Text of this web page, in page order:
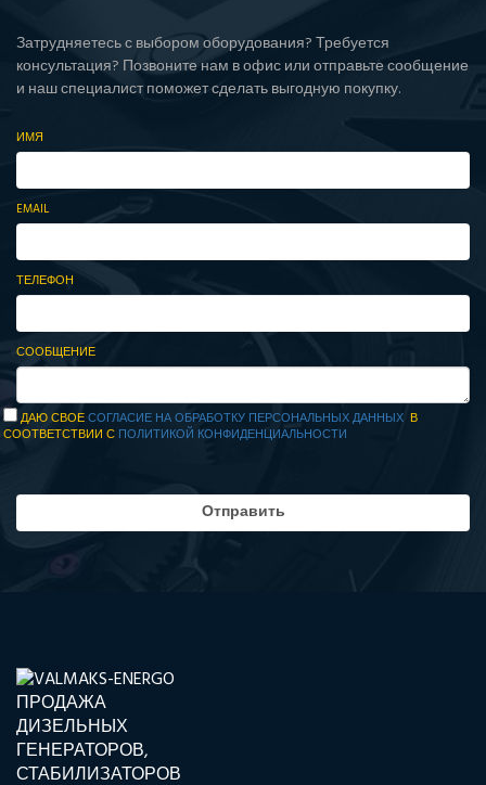
Затрудняетесь с выбором оборудования? Требуется
консультация? Позвоните нам в офис или отправьте сообщение
и наш специалист поможет сделать выгодную покупку.
ИМЯ
EMAIL
ТЕЛЕФОН
СООБЩЕНИЕ
ДАЮ СВОЕСОГЛАСИЕ НА ОБРАБОТКУ ПЕРСОНАЛЬНЫХ ДАННЫХ В
СООТВЕТСТВИИ С ПОЛИТИКОЙ КОНФИДЕНЦИАЛЬНОСТИ